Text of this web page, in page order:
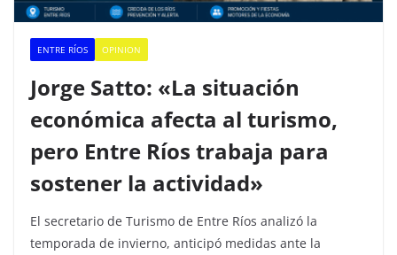
ENTRE RÍOS OPINION
Jorge Satto: «La situación
económica afecta al turismo,
pero Entre Ríos trabaja para
sostener la actividad»
El secretario de Turismo de Entre Ríos analizó la
temporada de invierno, anticipó medidas ante la